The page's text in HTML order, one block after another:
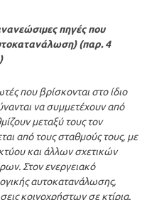
πηγές που
(παρ. 4
που βρίσκονται στο ίδιο
να συμμετέχουν από
μεταξύ τους τον
από τους σταθμούς τους, με
και άλλων σχετικών
Στον ενεργειακό
αυτοκατανάλωσης,
κοινοχρήστων σε κτίρια.